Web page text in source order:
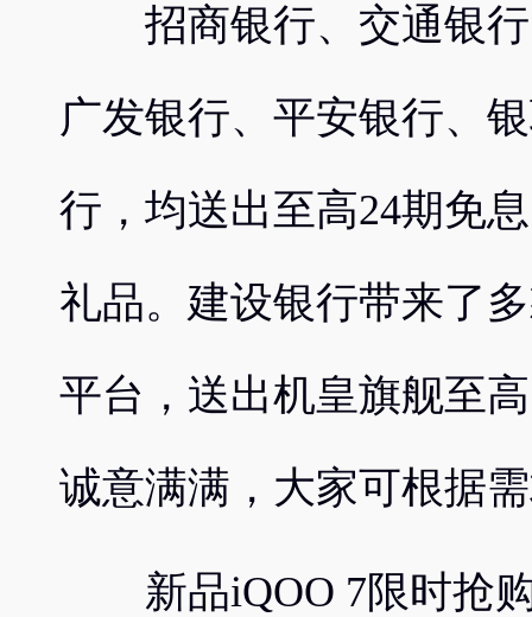
招商银行、交通银行
广发银行、平安银行、
行，均送出至高24期免
礼品。建设银行带来了
平台，送出机皇旗舰至
诚意满满，大家可根据
新品iQOO 7限时抢